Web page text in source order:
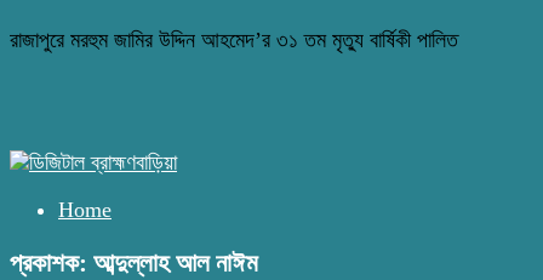
রাজাপুরে মরহুম জামির উদ্দিন আহমেদ’র ৩১ তম মৃত্যু বার্ষিকী পালিত
Home
প্রকাশক: আব্দুল্লাহ আল নাঈম